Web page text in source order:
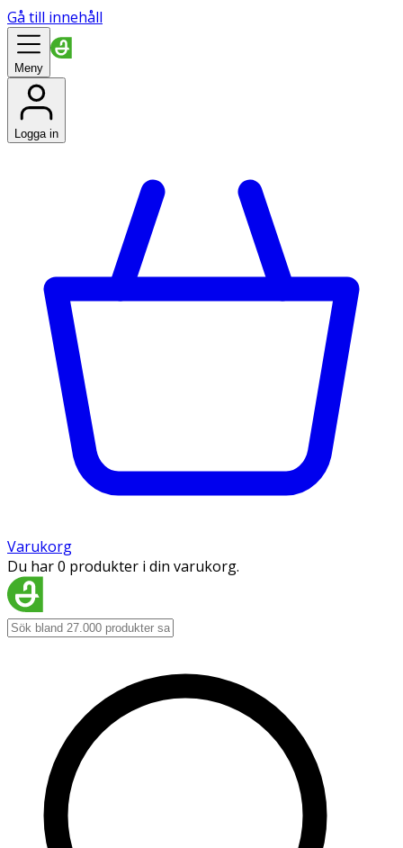
Gå till innehåll
Meny
Logga in
Varukorg
Du har 0 produkter i din varukorg.